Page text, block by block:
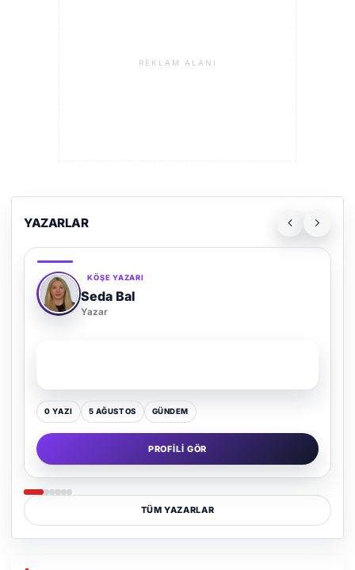
REKLAM ALANI
YAZARLAR
KÖŞE YAZARI
Adem Demir
Yazar
0 YAZI 16 TEMMUZ GÜNDEM
PROFILI GÖR
TÜM YAZARLAR